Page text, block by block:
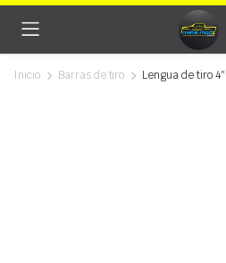
Inicio Barras de tiro Lengua de tiro 4″